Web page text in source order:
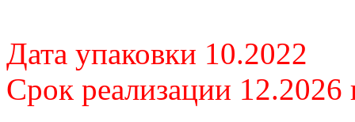
Дата упаковки 10.2022
Срок реализации 12.2026